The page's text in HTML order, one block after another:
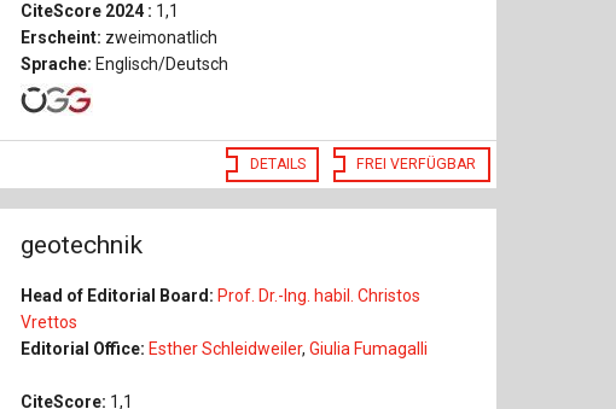
CiteScore 2024 : 1,1
Erscheint: zweimonatlich
Sprache: Englisch/Deutsch
DETAILS FREI VERFÜGBAR
geotechnik
Head of Editorial Board: Prof. Dr.-Ing. habil. Christos
Vrettos
Editorial Office: Esther Schleidweiler, Giulia Fumagalli
CiteScore: 1,1